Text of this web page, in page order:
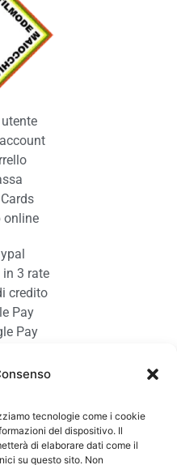
tecnologie come i cookie
del dispositivo. Il
di elaborare dati come il
su questo sito. Non
account
online
in 3 rate
credito
Pay
Pay
consegna